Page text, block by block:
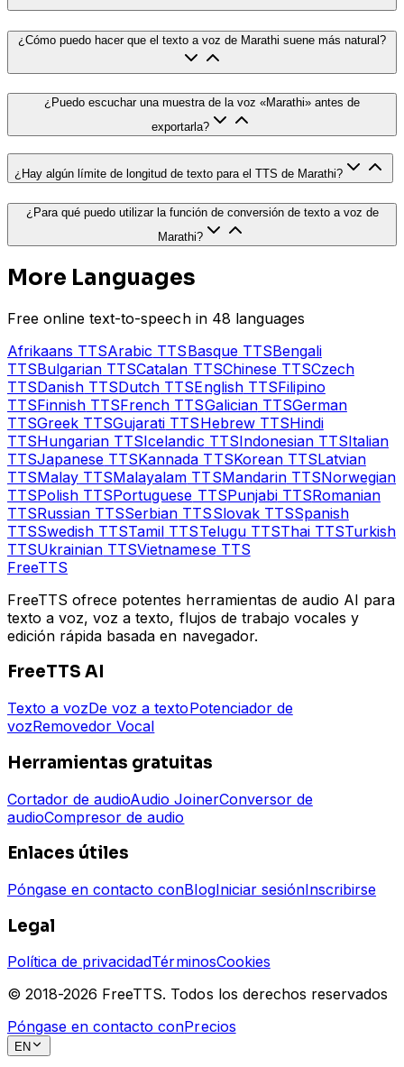
¿Cómo puedo hacer que el texto a voz de Marathi suene más natural?
¿Puedo escuchar una muestra de la voz «Marathi» antes de
exportarla?
¿Hay algún límite de longitud de texto para el TTS de Marathi?
¿Para qué puedo utilizar la función de conversión de texto a voz de
Marathi?
More Languages
Free online text-to-speech in 48 languages
Afrikaans TTSArabic TTSBasqueTTSBengali
TTSBulgarian TTSCatalan TTSChineseTTSCzech
TTSDanish TTSDutch TTSEnglishTTSFilipino
TTSFinnish TTSFrench TTSGalicianTTSGerman
TTSGreek TTSGujarati TTSHebrewTTSHindi
TTSHungarian TTSIcelandic TTSIndonesianTTSItalian
TTSJapanese TTSKannada TTSKoreanTTSLatvian
TTSMalay TTSMalayalam TTSMandarinTTSNorwegian
TTSPolish TTSPortuguese TTSPunjabiTTSRomanian
TTSRussian TTSSerbian TTSSlovakTTSSpanish
TTSSwedish TTSTamil TTSTeluguTTSThaiTTSTurkish
TTSUkrainian TTSVietnameseTTS
FreeTTS
FreeTTS ofrece potentes herramientas de audio AI para
texto a voz, voz a texto, flujos de trabajo vocales y
edición rápida basada en navegador.
FreeTTS AI
Texto a vozDe voz a textoPotenciador de
vozRemovedor Vocal
Herramientas gratuitas
Cortador de audioAudio JoinerConversor de
audioCompresor de audio
Enlaces útiles
Póngase en contacto conBlogIniciar sesiónInscribirse
Legal
Política de privacidadTérminosCookies
© 2018-2026 FreeTTS. Todos los derechos reservados
Póngase en contacto conPrecios
EN